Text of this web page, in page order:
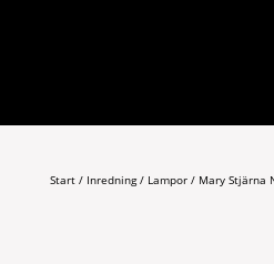
Start/ Inredning/ Lampor/ Mary Stjärna